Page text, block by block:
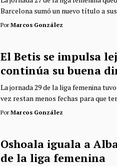
Barcelona sumó un nuevo título a
PorMarcos González
El Betis se impulsa
continúa su buena
La jornada 29 de la liga femenina
vez restan menos fechas para que
PorMarcos González
Oshoala iguala a
de la liga femenina